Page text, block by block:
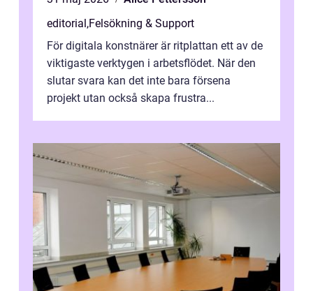
editorial,Felsökning & Support
För digitala konstnärer är ritplattan ett av de
viktigaste verktygen i arbetsflödet. När den
slutar svara kan det inte bara försena
projekt utan också skapa frustra...